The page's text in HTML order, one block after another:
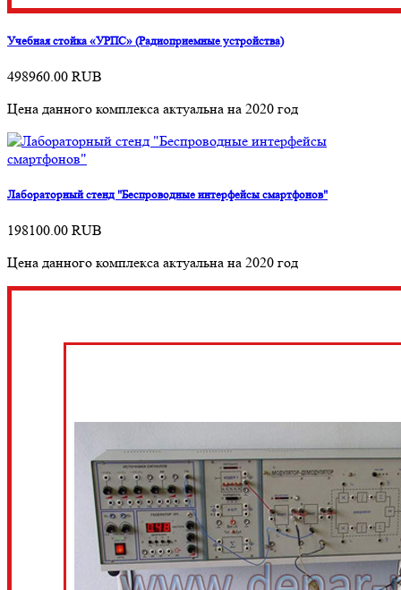
Учебная стойка «УРПС» (Радиоприемные устройства)
498960.00 RUB
Цена данного комплекса актуальна на 2020 год
Лабораторный стенд "Беспроводные интерфейсы смартфонов"
198100.00 RUB
Цена данного комплекса актуальна на 2020 год